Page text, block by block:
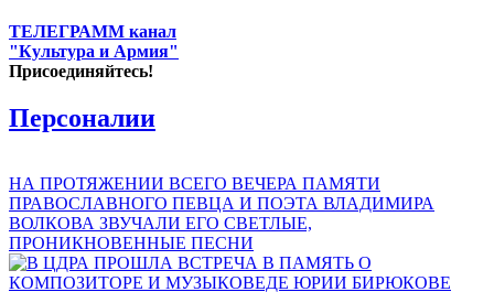
ТЕЛЕГРАММ канал
"Культура и Армия"
Присоединяйтесь!
Персоналии
НА ПРОТЯЖЕНИИ ВСЕГО ВЕЧЕРА ПАМЯТИ
ПРАВОСЛАВНОГО ПЕВЦА И ПОЭТА ВЛАДИМИРА
ВОЛКОВА ЗВУЧАЛИ ЕГО СВЕТЛЫЕ,
ПРОНИКНОВЕННЫЕ ПЕСНИ